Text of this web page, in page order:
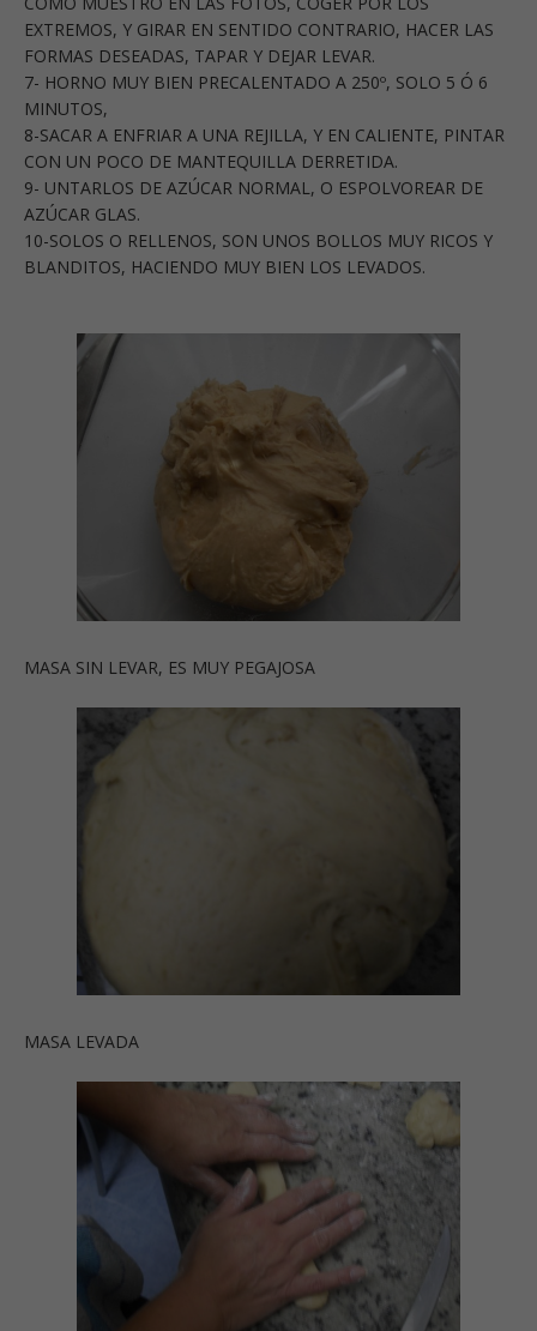
EXTREMOS, Y GIRAR EN SENTIDO CONTRARIO, HACER LAS
FORMAS DESEADAS, TAPAR Y DEJAR LEVAR.
7- HORNO MUY BIEN PRECALENTADO A 250º, SOLO 5 Ó 6
MINUTOS,
8-SACAR A ENFRIAR A UNA REJILLA, Y EN CALIENTE, PINTAR
CON UN POCO DE MANTEQUILLA DERRETIDA.
9- UNTARLOS DE AZÚCAR NORMAL, O ESPOLVOREAR DE
AZÚCAR GLAS.
10-SOLOS O RELLENOS, SON UNOS BOLLOS MUY RICOS Y
BLANDITOS, HACIENDO MUY BIEN LOS LEVADOS.
MASA SIN LEVAR, ES MUY PEGAJOSA
MASA LEVADA